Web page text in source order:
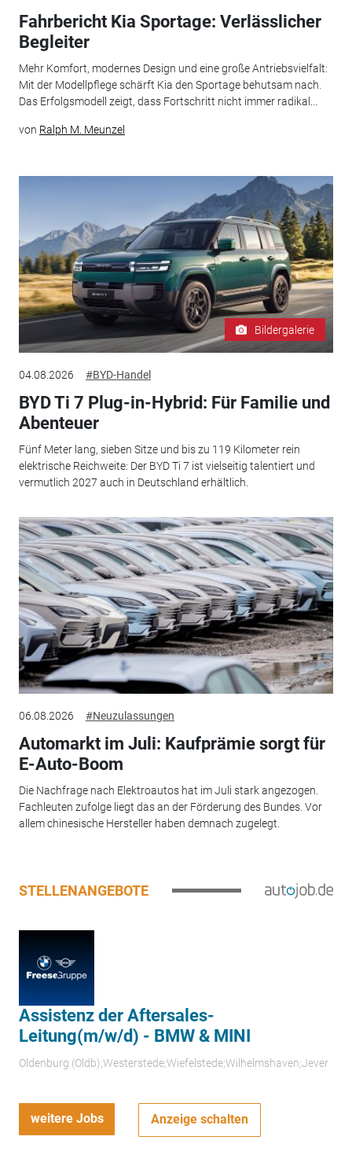
Fahrbericht Kia Sportage: Verlässlicher
Begleiter
Mehr Komfort, modernes Design und eine große Antriebsvielfalt:
Mit der Modellpflege schärft Kia den Sportage behutsam nach.
Das Erfolgsmodell zeigt, dass Fortschritt nicht immer radikal...
von Ralph M. Meunzel
Bildergalerie
04.08.2026 #BYD-Handel
BYD Ti 7 Plug-in-Hybrid: Für Familie und
Abenteuer
Fünf Meter lang, sieben Sitze und bis zu 119 Kilometer rein
elektrische Reichweite: Der BYD Ti 7 ist vielseitig talentiert und
vermutlich 2027 auch in Deutschland erhältlich.
06.08.2026 #Neuzulassungen
Automarkt im Juli: Kaufprämie sorgt für
E-Auto-Boom
Die Nachfrage nach Elektroautos hat im Juli stark angezogen.
Fachleuten zufolge liegt das an der Förderung des Bundes. Vor
allem chinesische Hersteller haben demnach zugelegt.
STELLENANGEBOTE
Assistenz der Aftersales-
Leitung(m/w/d) - BMW & MINI
Oldenburg (Oldb);Westerstede;Wiefelstede;Wilhelmshaven;Jever
weitere Jobs Anzeige schalten